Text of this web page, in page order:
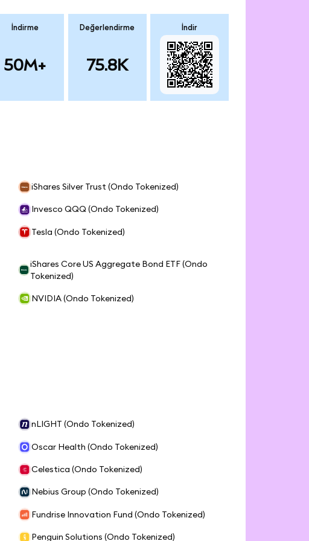
İndirme
50M+
Değerlendirme
75.8K
İndir
iShares Silver Trust (Ondo Tokenized)
Invesco QQQ (Ondo Tokenized)
Tesla (Ondo Tokenized)
iShares Core US Aggregate Bond ETF (Ondo
Tokenized)
NVIDIA (Ondo Tokenized)
nLIGHT (Ondo Tokenized)
Oscar Health (Ondo Tokenized)
Celestica (Ondo Tokenized)
Nebius Group (Ondo Tokenized)
Fundrise Innovation Fund (Ondo Tokenized)
Penguin Solutions (Ondo Tokenized)